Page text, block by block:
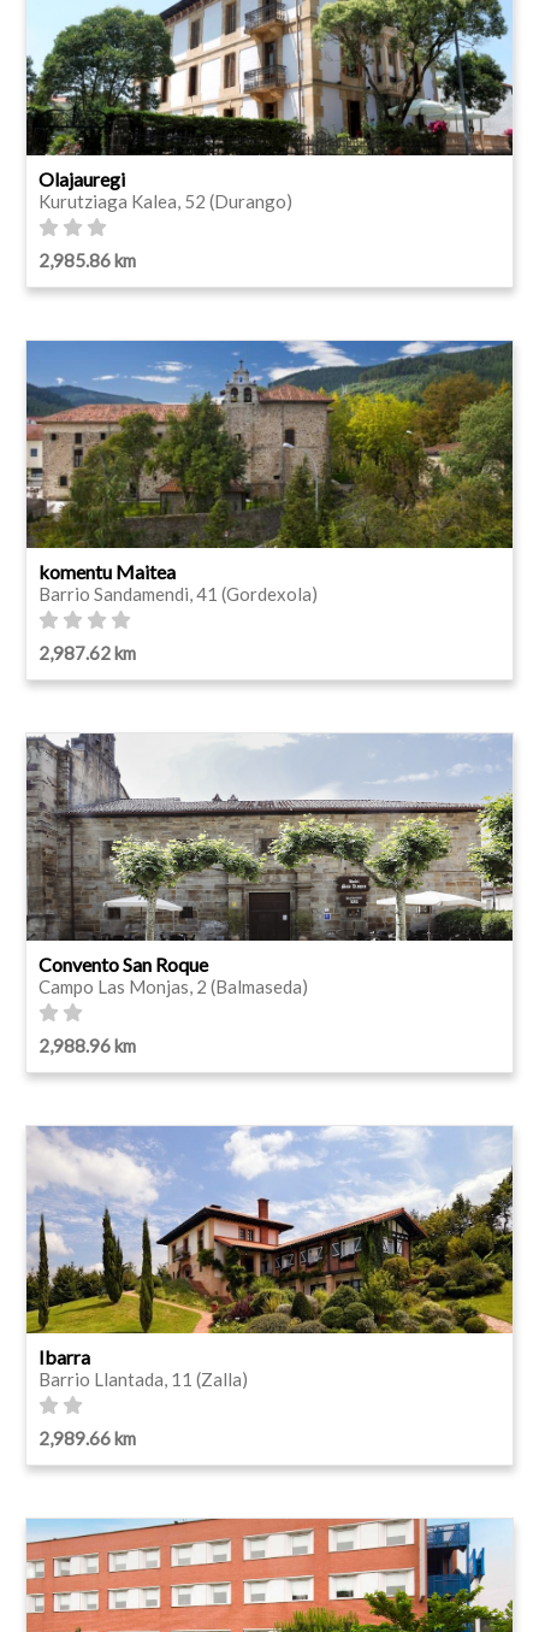
Olajauregi
Kurutziaga Kalea, 52 (Durango)
2,985.86 km
komentu Maitea
Barrio Sandamendi, 41 (Gordexola)
2,987.62 km
Convento San Roque
Campo Las Monjas, 2 (Balmaseda)
2,988.96 km
Ibarra
Barrio Llantada, 11 (Zalla)
2,989.66 km